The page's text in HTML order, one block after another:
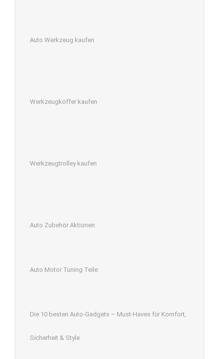
Auto Werkzeug kaufen
Werkzeugkoffer kaufen
Werkzeugtrolley kaufen
Auto Zubehör Aktionen
Auto Motor Tuning Teile
Die 10 besten Auto-Gadgets – Must-Haves für Komfort,
Sicherheit & Style